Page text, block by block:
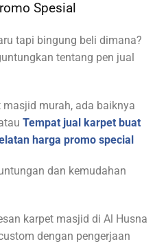
Spesial
tapi bingung beli dimana?
tentang pen jual
murah, ada baiknya
Tempat jual karpet buat
harga promo special
dan kemudahan
karpet masjid di Al Husna
dengan pengerjaan